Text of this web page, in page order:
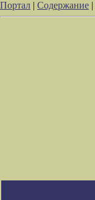
Портал | Содержание |